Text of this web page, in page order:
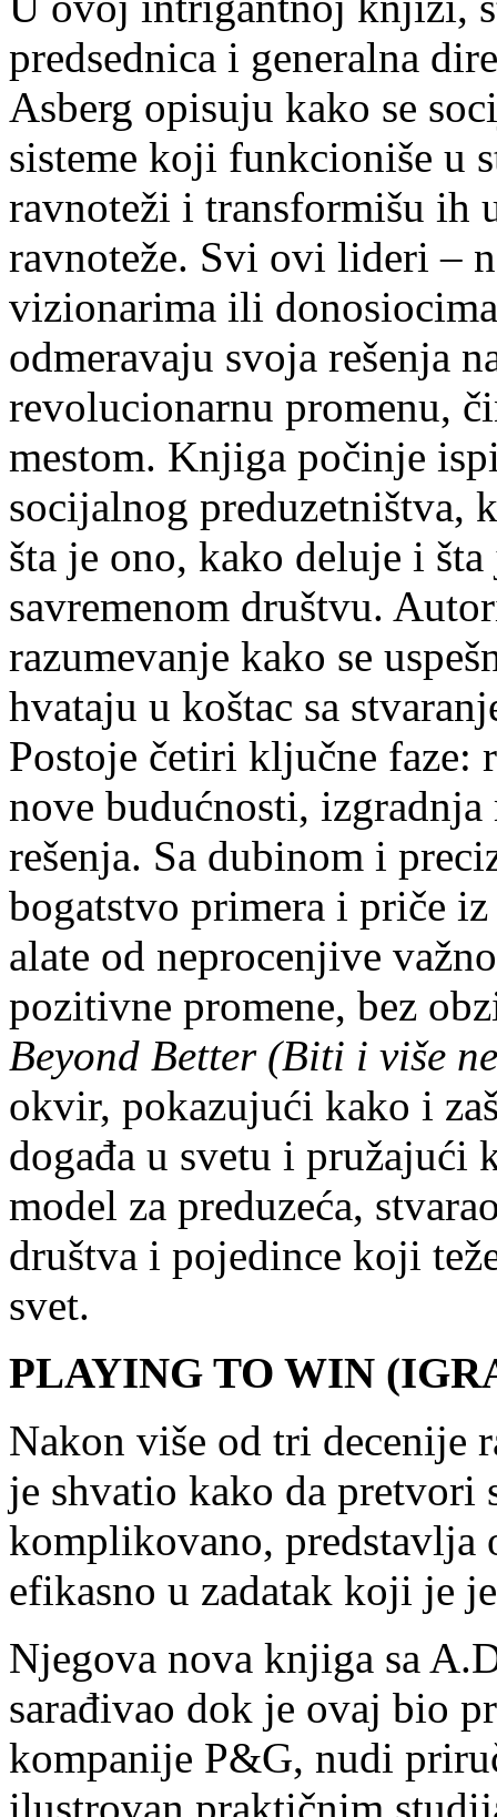
predsednica i generalna
Asberg opisuju kako se
sisteme koji funkcioniše u
ravnoteži i transformišu ih
ravnoteže. Svi ovi lideri –
vizionarima ili
odmeravaju svoja rešenja
revolucionarnu promenu,
mestom. Knjiga počinje
socijalnog preduzetništva,
šta je ono, kako deluje i
savremenom društvu.
razumevanje kako se
hvataju u koštac sa
Postoje četiri ključne faze:
nove budućnosti,
rešenja. Sa dubinom i
bogatstvo primera i priče
alate od neprocenjive
pozitivne promene, bez
Beyond Better (Biti i više
okvir, pokazujući kako i
događa u svetu i pružajući
model za preduzeća,
društva i pojedince koji
svet.
PLAYING TO WIN
Nakon više od tri decenije
je shvatio kako da pretvori
komplikovano, predstavlja
efikasno u zadatak koji je
Njegova nova knjiga sa
sarađivao dok je ovaj bio
kompanije P&G, nudi